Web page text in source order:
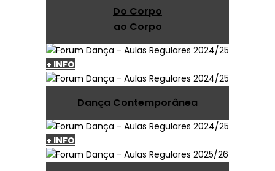
Do Corpo
ao Corpo
+ INFO
Dança Contemporânea
+ INFO